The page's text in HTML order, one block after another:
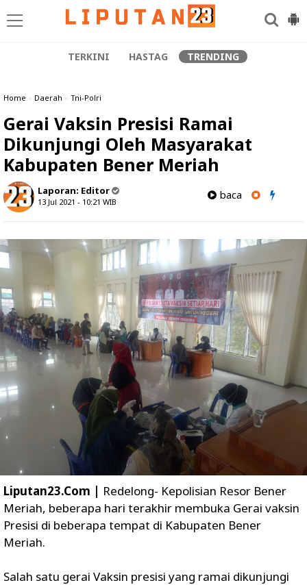
TERKINI HASTAG TRENDING
Home » Daerah » Tni-Polri
Gerai Vaksin Presisi Ramai
Dikunjungi Oleh Masyarakat
Kabupaten Bener Meriah
Laporan: Editor
13 Jul 2021 - 10:21 WIB
baca
Liputan23.Com | Redelong- Kepolisian Resor Bener
Meriah, beberapa hari terakhir membuka Gerai vaksin
Presisi di beberapa tempat di Kabupaten Bener
Meriah.
Salah satu gerai Vaksin presisi yang ramai dikunjungi